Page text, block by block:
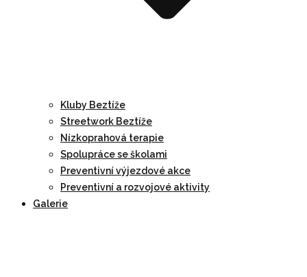
Kluby Beztíže
Streetwork Beztíže
Nízkoprahová terapie
Spolupráce se školami
Preventivní výjezdové akce
Preventivní a rozvojové aktivity
Galerie